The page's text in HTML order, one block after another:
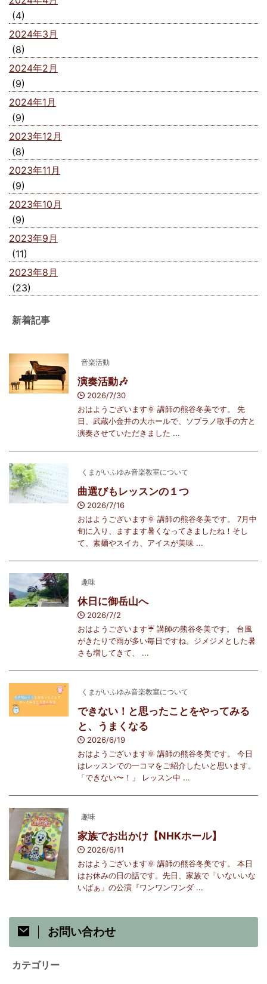
(4)
2024年3月
(8)
2024年2月
(9)
2024年1月
(9)
2023年12月
(8)
2023年11月
(9)
2023年10月
(9)
2023年9月
(11)
2023年8月
(23)
新着記事
音楽活動
演奏活動🎶
2026/7/30
おはようございます🌞 講師の熊谷冬美です。 先
日、武蔵小金井の大ホールで、ソプラノ歌手の方と
演奏させていただきました ...
くまがいふゆみ音楽教室について
曲選びもレッスンの１つ
2026/7/16
おはようございます🌞 講師の熊谷冬美です。 7月中
旬に入り、ますます暑くなってきましたね！そし
て、素麺やスイカ、アイスが美味 ...
趣味
休日に御岳山へ
2026/7/2
おはようございます☔️ 講師の熊谷冬美です。 台風
がきたりで雨が多い毎日ですね。ジメジメとした暑
さも増してきて、 ...
くまがいふゆみ音楽教室について
できない！と思ったことをやってみる
と、うまくなる
2026/6/19
おはようございます🌞 講師の熊谷冬美です。 今日
はレッスンでの一コマをご紹介したいと思います。
「できない〜！」 レッスン中 ...
趣味
家族でお出かけ【NHKホール】
2026/6/11
おはようございます🌞 講師の熊谷冬美です。 本日
はお休みの日の話です。先日、家族で「いないいな
いばぁ」の公演『ワンワンワンダ ...
お問い合わせ
カテゴリー